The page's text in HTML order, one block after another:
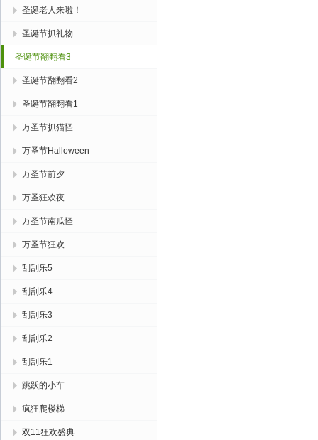
圣诞老人来啦！
圣诞节抓礼物
圣诞节翻翻看3
圣诞节翻翻看2
圣诞节翻翻看1
万圣节抓猫怪
万圣节Halloween
万圣节前夕
万圣狂欢夜
万圣节南瓜怪
万圣节狂欢
刮刮乐5
刮刮乐4
刮刮乐3
刮刮乐2
刮刮乐1
跳跃的小车
疯狂爬楼梯
双11狂欢盛典